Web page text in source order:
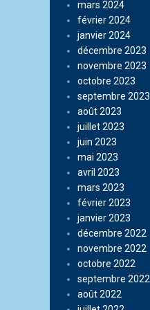
mars 2024
février 2024
janvier 2024
décembre 2023
novembre 2023
octobre 2023
septembre 2023
août 2023
juillet 2023
juin 2023
mai 2023
avril 2023
mars 2023
février 2023
janvier 2023
décembre 2022
novembre 2022
octobre 2022
septembre 2022
août 2022